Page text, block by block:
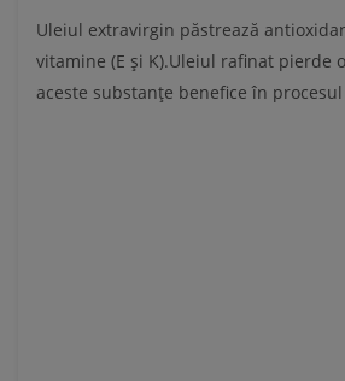
Uleiul extravirgin păstrează
vitamine (E și K).Uleiul rafinat pierde
aceste substanțe benefice în